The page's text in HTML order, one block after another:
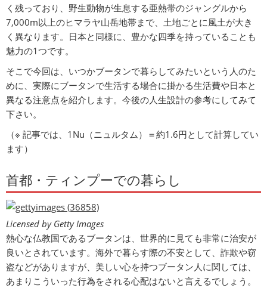
く残っており、野生動物が生息する亜熱帯のジャングルから
7,000m以上のヒマラヤ山岳地帯まで、土地ごとに風土が大き
く異なります。日本と同様に、豊かな四季を持っていることも
魅力の1つです。
そこで今回は、いつかブータンで暮らしてみたいという人のた
めに、実際にブータンで生活する場合に掛かる生活費や日本と
異なる注意点を紹介します。今後の人生設計の参考にしてみて
下さい。
（※ 記事では、1Nu（ニュルタム）＝約1.6円として計算してい
ます）
首都・ティンプーでの暮らし
Licensed by Getty Images
熱心な仏教国であるブータンは、世界的に見ても非常に治安が
良いとされています。海外で暮らす際の不安として、詐欺や窃
盗などがありますが、美しい心を持つブータン人に関しては、
あまりこういった行為をされる心配はないと言えるでしょう。